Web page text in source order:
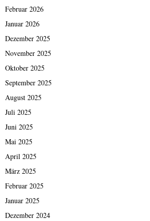
Februar 2026
Januar 2026
Dezember 2025
November 2025
Oktober 2025
September 2025
August 2025
Juli 2025
Juni 2025
Mai 2025
April 2025
März 2025
Februar 2025
Januar 2025
Dezember 2024